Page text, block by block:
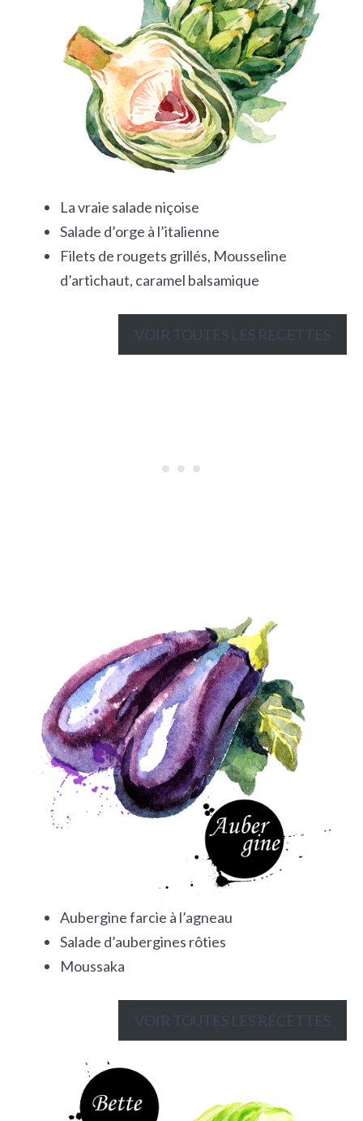
La vraie salade niçoise
Salade d’orge à l’italienne
Filets de rougets grillés, Mousseline
d’artichaut, caramel balsamique
VOIR TOUTES LES RECETTES
Aubergine farcie à l’agneau
Salade d’aubergines rôties
Moussaka
VOIR TOUTES LES RECETTES